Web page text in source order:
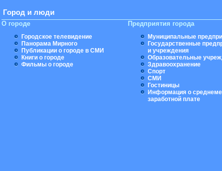
Город и люди
О городе
Городское телевидение
Панорама Мирного
Публикации о городе в СМИ
Книги о городе
Фильмы о городе
Предприятия города
Муниципальные
Государственные
и учреждения
Образовательные
Здравоохранение
Спорт
СМИ
Гостиницы
Информация о
заработной плате